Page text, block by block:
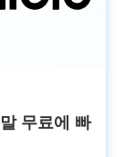
무료에 빠